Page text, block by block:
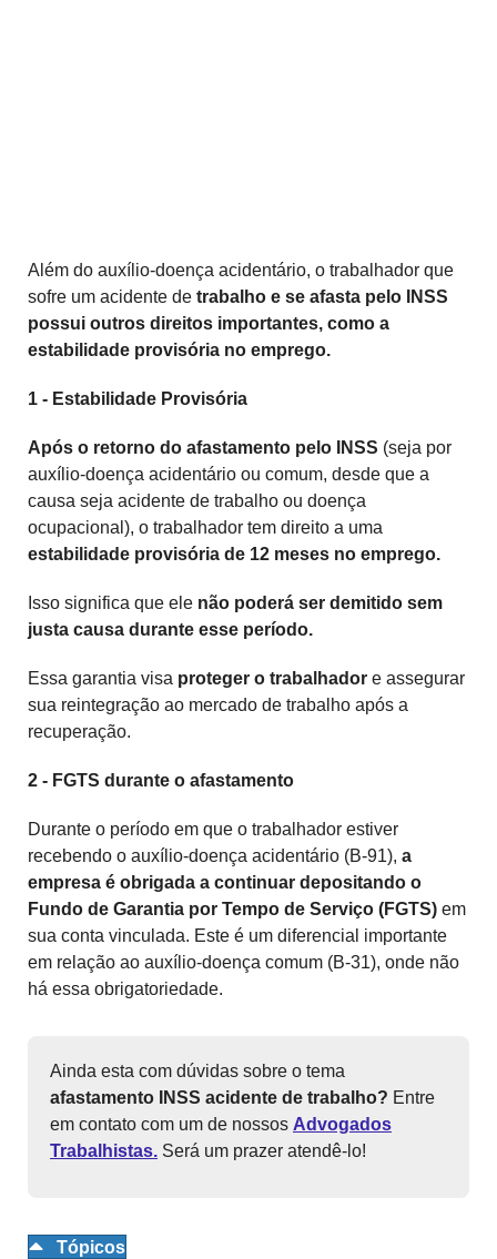
Além do auxílio-doença acidentário, o trabalhador que
sofre um acidente de trabalho e se afasta pelo INSS
possui outros direitos importantes, como a
estabilidade provisória no emprego.
1 - Estabilidade Provisória
Após o retorno do afastamento pelo INSS (seja por
auxílio-doença acidentário ou comum, desde que a
causa seja acidente de trabalho ou doença
ocupacional), o trabalhador tem direito a uma
estabilidade provisória de 12 meses no emprego.
Isso significa que ele não poderá ser demitido sem
justa causa durante esse período.
Essa garantia visa proteger o trabalhador e assegurar
sua reintegração ao mercado de trabalho após a
recuperação.
2 - FGTS durante o afastamento
Durante o período em que o trabalhador estiver
recebendo o auxílio-doença acidentário (B-91), a
empresa é obrigada a continuar depositando o
Fundo de Garantia por Tempo de Serviço (FGTS) em
sua conta vinculada. Este é um diferencial importante
em relação ao auxílio-doença comum (B-31), onde não
há essa obrigatoriedade.
Ainda esta com dúvidas sobre o tema
afastamento INSS acidente de trabalho? Entre
em contato com um de nossos Advogados
Trabalhistas. Será um prazer atendê-lo!
Tópicos